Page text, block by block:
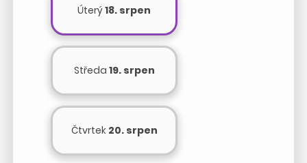
Úterý18. srpen
Středa 19. srpen
Čtvrtek 20. srpen